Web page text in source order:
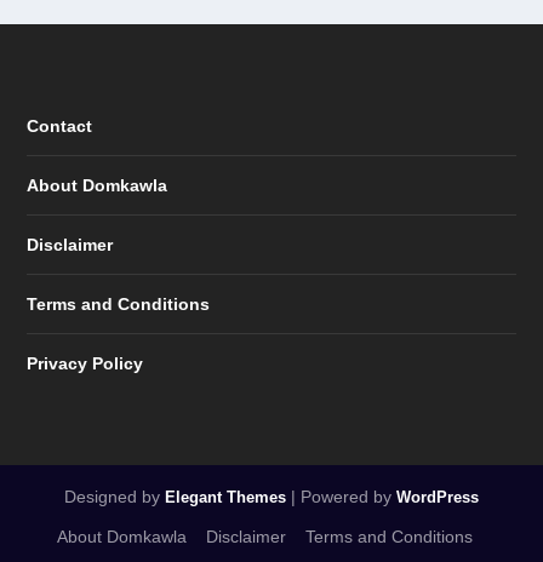
Contact
About Domkawla
Disclaimer
Terms and Conditions
Privacy Policy
Designed by Elegant Themes | Powered by WordPress
About Domkawla Disclaimer Terms and Conditions